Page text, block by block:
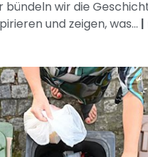
wir die
und zeigen, was... |